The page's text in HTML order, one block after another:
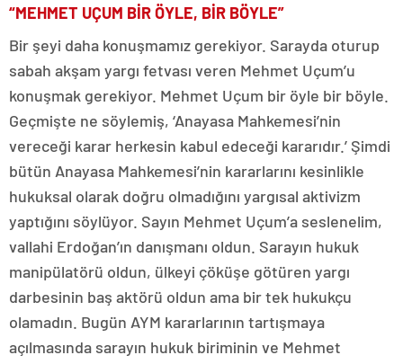
“MEHMET UÇUM BİR ÖYLE, BİR BÖYLE”
Bir şeyi daha konuşmamız gerekiyor. Sarayda oturup
sabah akşam yargı fetvası veren Mehmet Uçum’u
konuşmak gerekiyor. Mehmet Uçum bir öyle bir böyle.
Geçmişte ne söylemiş, ‘Anayasa Mahkemesi’nin
vereceği karar herkesin kabul edeceği kararıdır.’ Şimdi
bütün Anayasa Mahkemesi’nin kararlarını kesinlikle
hukuksal olarak doğru olmadığını yargısal aktivizm
yaptığını söylüyor. Sayın Mehmet Uçum’a seslenelim,
vallahi Erdoğan’ın danışmanı oldun. Sarayın hukuk
manipülatörü oldun, ülkeyi çöküşe götüren yargı
darbesinin baş aktörü oldun ama bir tek hukukçu
olamadın. Bugün AYM kararlarının tartışmaya
açılmasında sarayın hukuk biriminin ve Mehmet